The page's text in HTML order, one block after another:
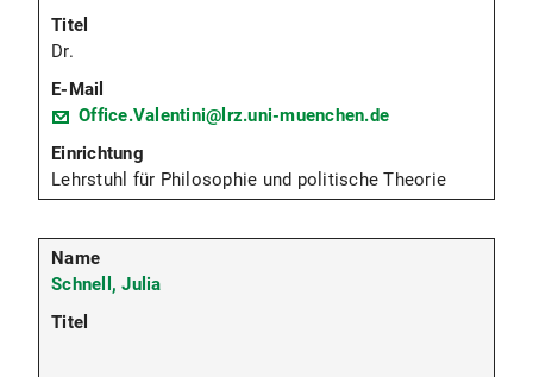
Dr.
Office.Valentini@lrz.uni-muenchen.de
Lehrstuhl für Philosophie und politische Theorie
Schnell, Julia